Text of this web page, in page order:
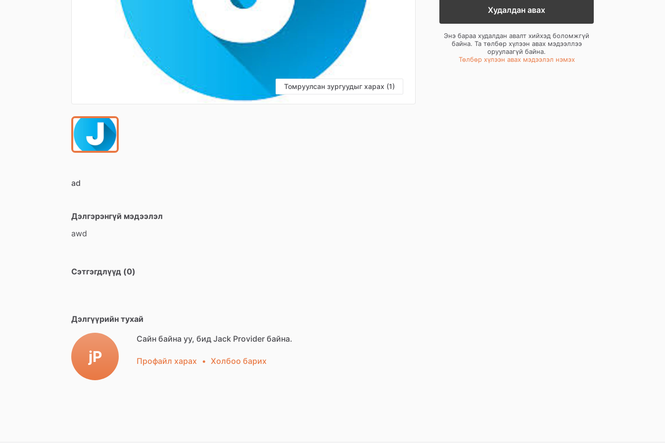
Томруулсан зургуудыг харах (1)
ad
Дэлгэрэнгүй мэдээлэл
awd
Сэтгэгдлүүд (0)
Дэлгүүрийн тухай
jP
Сайн байна уу, бид Jack Provider байна.
Профайл харах • Холбоо барих
Худалдан авах
Энэ бараа худалдан авалт хийхэд боломжгүй
байна. Та төлбөр хүлээн авах мэдээллээ
оруулаагүй байна.
Төлбөр хүлээн авах мэдээлэл нэмэх